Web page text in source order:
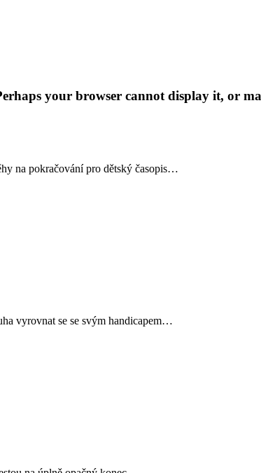
your browser cannot display it, or
na pokračování pro dětský časopis…
vyrovnat se se svým handicapem…